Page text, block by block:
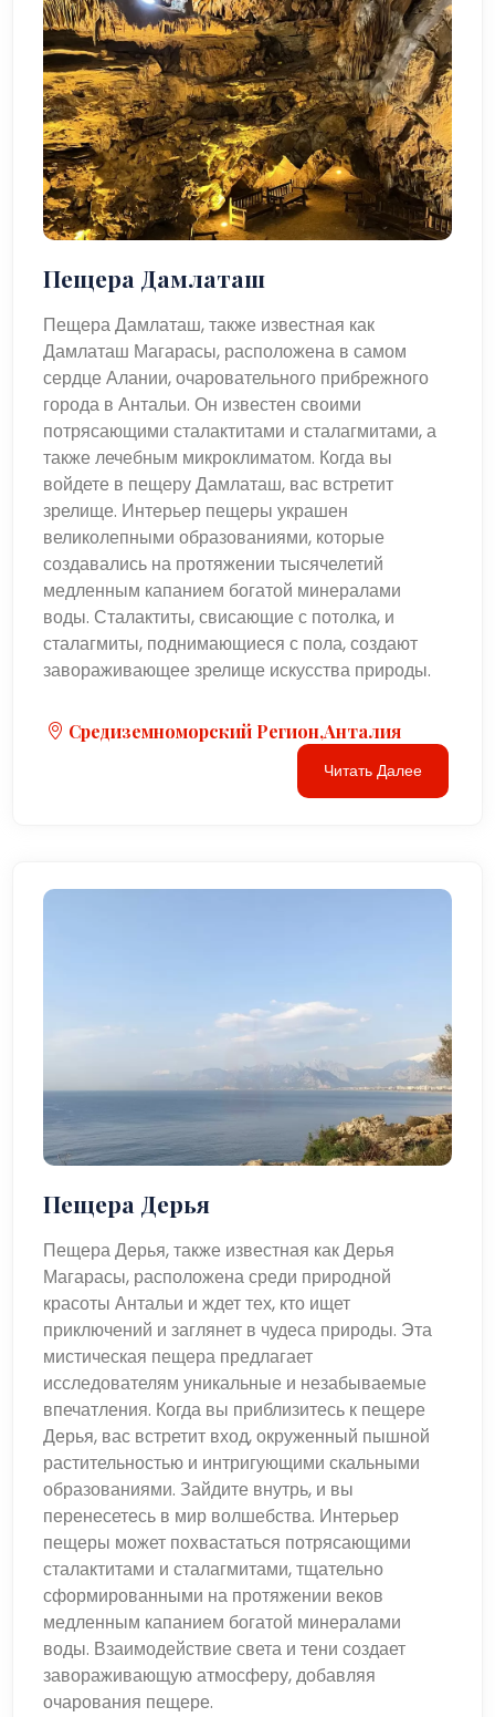
Пещера Дамлаташ
Пещера Дамлаташ, также известная как
Дамлаташ Магарасы, расположена в самом
сердце Алании, очаровательного прибрежного
города в Антальи. Он известен своими
потрясающими сталактитами и сталагмитами, а
также лечебным микроклиматом. Когда вы
войдете в пещеру Дамлаташ, вас встретит
зрелище. Интерьер пещеры украшен
великолепными образованиями, которые
создавались на протяжении тысячелетий
медленным капанием богатой минералами
воды. Сталактиты, свисающие с потолка, и
сталагмиты, поднимающиеся с пола, создают
завораживающее зрелище искусства природы.
Средиземноморский Регион,Анталия
Читать Далее
Пещера Дерья
Пещера Дерья, также известная как Дерья
Магарасы, расположена среди природной
красоты Антальи и ждет тех, кто ищет
приключений и заглянет в чудеса природы. Эта
мистическая пещера предлагает
исследователям уникальные и незабываемые
впечатления. Когда вы приблизитесь к пещере
Дерья, вас встретит вход, окруженный пышной
растительностью и интригующими скальными
образованиями. Зайдите внутрь, и вы
перенесетесь в мир волшебства. Интерьер
пещеры может похвастаться потрясающими
сталактитами и сталагмитами, тщательно
сформированными на протяжении веков
медленным капанием богатой минералами
воды. Взаимодействие света и тени создает
завораживающую атмосферу, добавляя
очарования пещере.